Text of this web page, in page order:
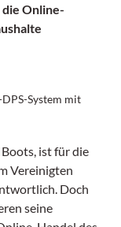
Online-
System mit
ist für die
Vereinigten
Doch
seine